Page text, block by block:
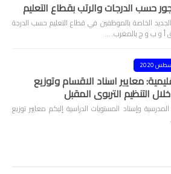
حسب الدرجات والرتب بقطاع التعليم
الجديد الخاصة بالموظفين في قطاع التعليم حسب الدرجة
أ و ب و ج بالمغرب. …
معايير اسناد الاقسام وتوزيع
التنظيم التربوي المقبل
وإسناد المستويات الدراسية إليكم معايير توزيع